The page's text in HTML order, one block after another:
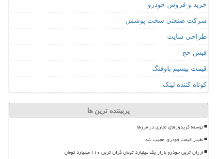
خرید و فروش خودرو
شرکت صنعتی سخت پوشش
طراحی سایت
فیش حج
قیمت بیسیم باوفنگ
کوتاه کننده لینک
پربیننده ترین ها
توسعه کریدورهای تجاری در مرزها
تغییر قیمت خودرو، عجیب شد
ارزان ترین خودرو بازار یک میلیارد تومان گران ترین ۱۱۰ میلیارد تومان